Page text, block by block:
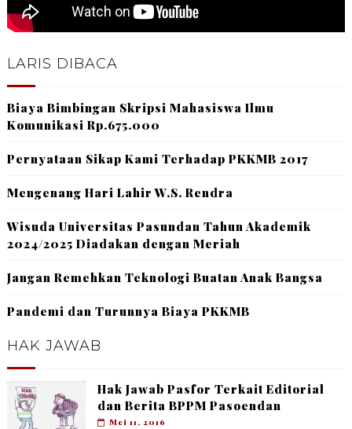
LARIS DIBACA
Biaya Bimbingan Skripsi Mahasiswa Ilmu
Komunikasi Rp.675.000
Pernyataan Sikap Kami Terhadap PKKMB 2017
Mengenang Hari Lahir W.S. Rendra
Wisuda Universitas Pasundan Tahun Akademik
2024/2025 Diadakan dengan Meriah
Jangan Remehkan Teknologi Buatan Anak Bangsa
Pandemi dan Turunnya Biaya PKKMB
HAK JAWAB
Hak Jawab Pasfor Terkait Editorial
dan Berita BPPM Pasoendan
Mei 11, 2016